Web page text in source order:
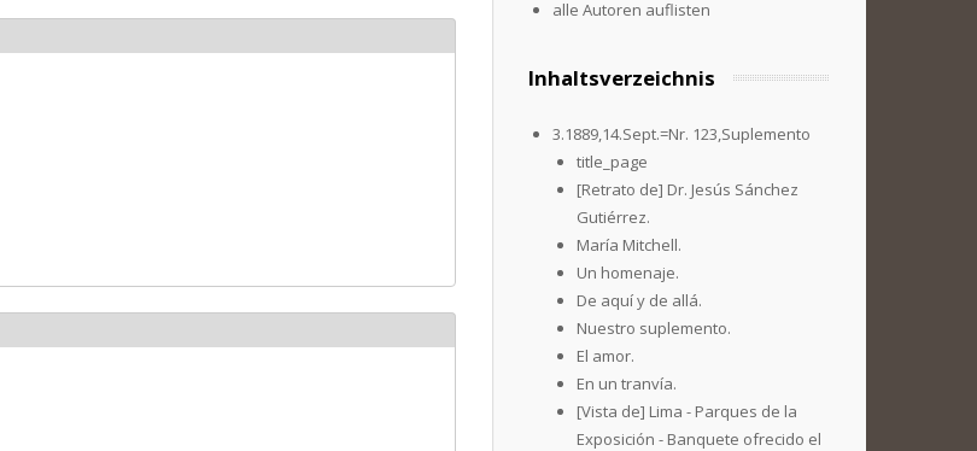
alle Autoren auflisten
Inhaltsverzeichnis
3.1889,14.Sept.=Nr. 123,Suplemento
title_page
[Retrato de] Dr. Jesús Sánchez
Gutiérrez.
María Mitchell.
Un homenaje.
De aquí y de allá.
Nuestro suplemento.
El amor.
En un tranvía.
[Vista de] Lima - Parques de la
Exposición - Banquete ofrecido el